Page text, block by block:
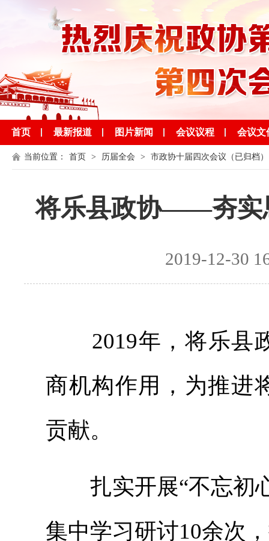
首页 最新报道 图片新闻 会议议程 会议文
当前位置： 首页 > 历届全会 > 市政协十届四次会议（已归档）
将乐县政协——夯实
2019-12-30
2019年，将乐县
商机构作用，为推进
贡献。
扎实开展“不忘初心
集中学习研讨10余次